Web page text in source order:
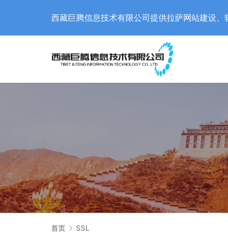
西藏巨腾信息技术有限公司提供拉萨网站建设
首页 SSL